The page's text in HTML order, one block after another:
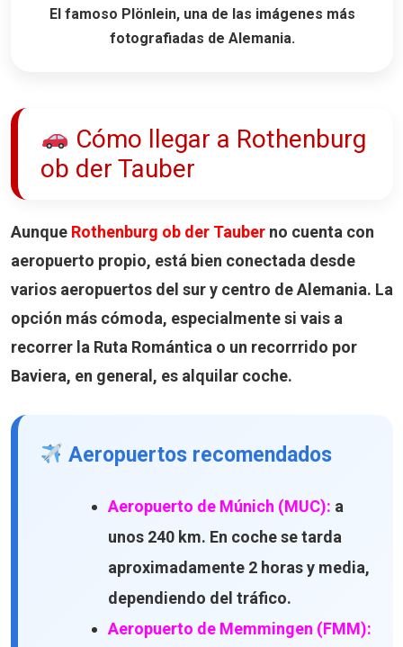
El famoso Plönlein, una de las imágenes más
fotografiadas de Alemania.
Cómo llegar a Rothenburg
ob der Tauber
Aunque Rothenburg ob der Tauber no cuenta con
aeropuerto propio, está bien conectada desde
varios aeropuertos del sur y centro de Alemania. La
opción más cómoda, especialmente si vais a
recorrer la Ruta Romántica o un recorrrido por
Baviera, en general, es alquilar coche.
Aeropuertos recomendados
Aeropuerto de Múnich (MUC): a
unos 240 km. En coche se tarda
aproximadamente 2 horas y media,
dependiendo del tráfico.
Aeropuerto de Memmingen (FMM):